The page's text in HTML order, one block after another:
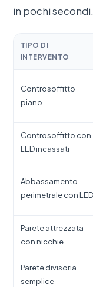
in pochi secondi.
TIPO DI
INTERVENTO
Controsoffitto
piano
Controsoffitto con
LED incassati
Abbassamento
perimetrale con LED
Parete attrezzata
con nicchie
Parete divisoria
semplice